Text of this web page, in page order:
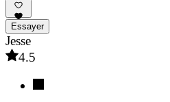
Essayer
Jesse
4.5